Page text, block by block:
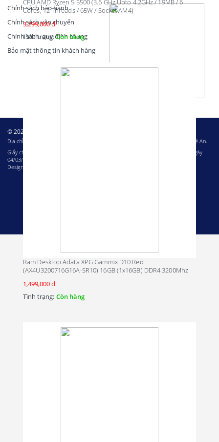
CPU AMD Ryzen 5 5500 (3.6 GHz Upto 4.2GHz / 19MB / 6
Cores, 12 Threads / 65W / Socket AM4)
3,299,000 đ
Tình trạng: Còn hàng
Ram Desktop Adata XPG Gammix D10 Red
(AX4U3200716G16A-SR10) 16GB (1x16GB) DDR4 3200Mhz
1,499,000 đ
Tình trạng: Còn hàng
Chính sách bảo hành
Chính sách vận chuyển
Chính sách, quy định chung
Bảo mật thông tin khách hàng
© 2023 – Bản quyền của Công ty cổ phần Tin học Miền Trung
Địa chỉ: 80A Nguyễn Thị Minh Khai, phường Hưng Bình, thành phố Vinh, tỉnh Nghệ An.
Giấy chứng nhận ĐKKD: 2901705256 do Sở Kế hoạch và Đầu tư Nghệ An cấp ngày
04/03/2014
Design & Development by